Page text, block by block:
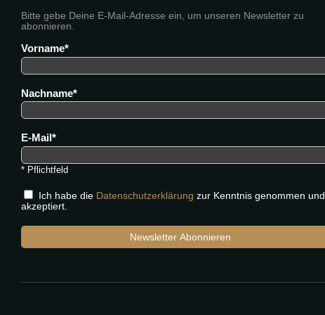
Bitte gebe Deine E-Mail-Adresse ein, um unseren Newsletter zu
abonnieren.
Vorname
Nachname
E-Mail
* Pflichtfeld
Ich habe die Datenschutzerklärung zur Kenntnis genommen und
akzeptiert.
Newsletter Abonnieren